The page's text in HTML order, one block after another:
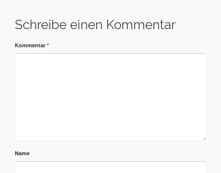
Schreibe einen Kommentar
Kommentar *
Name